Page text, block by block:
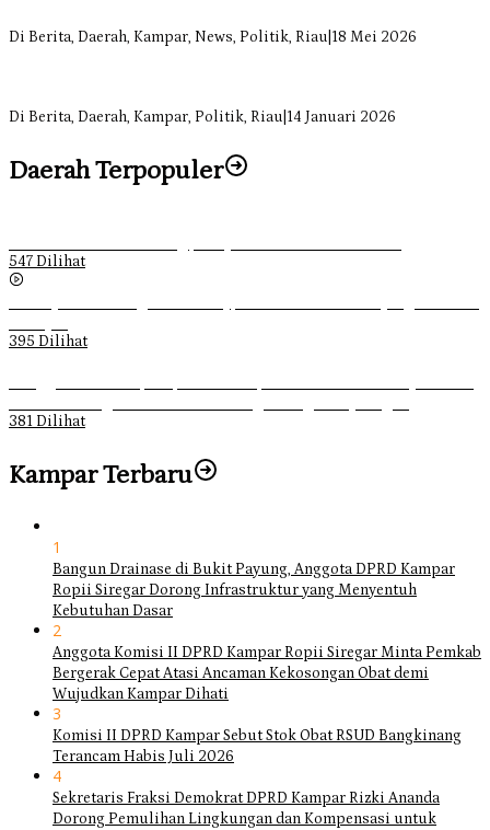
Di Berita, Daerah, Kampar, News, Politik, Riau 18 Mei 2026
Di Berita, Daerah, Kampar, Politik, Riau 14 Januari 2026
Daerah Terpopuler
547 Dilihat
395 Dilihat
381 Dilihat
Kampar Terbaru
1
Bangun Drainase di Bukit Payung, Anggota DPRD Kampar
Ropii Siregar Dorong Infrastruktur yang Menyentuh
Kebutuhan Dasar
2
Anggota Komisi II DPRD Kampar Ropii Siregar Minta Pemkab
Bergerak Cepat Atasi Ancaman Kekosongan Obat demi
Wujudkan Kampar Dihati
3
Komisi II DPRD Kampar Sebut Stok Obat RSUD Bangkinang
Terancam Habis Juli 2026
4
Sekretaris Fraksi Demokrat DPRD Kampar Rizki Ananda
Dorong Pemulihan Lingkungan dan Kompensasi untuk